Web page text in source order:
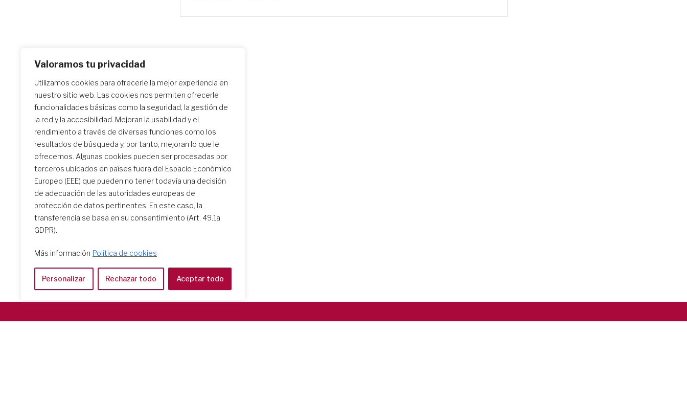
Valoramos tu privacidad
Utilizamos cookies para ofrecerle la mejor experiencia en
nuestro sitio web. Las cookies nos permiten ofrecerle
funcionalidades básicas como la seguridad, la gestión de
la red y la accesibilidad. Mejoran la usabilidad y el
rendimiento a través de diversas funciones como los
resultados de búsqueda y, por tanto, mejoran lo que le
ofrecemos. Algunas cookies pueden ser procesadas por
terceros ubicados en países fuera del Espacio Económico
Europeo (EEE) que pueden no tener todavía una decisión
de adecuación de las autoridades europeas de
protección de datos pertinentes. En este caso, la
transferencia se basa en su consentimiento (Art. 49.1a
GDPR).
Más información Política de cookies
Personalizar Rechazar todo Aceptar todo